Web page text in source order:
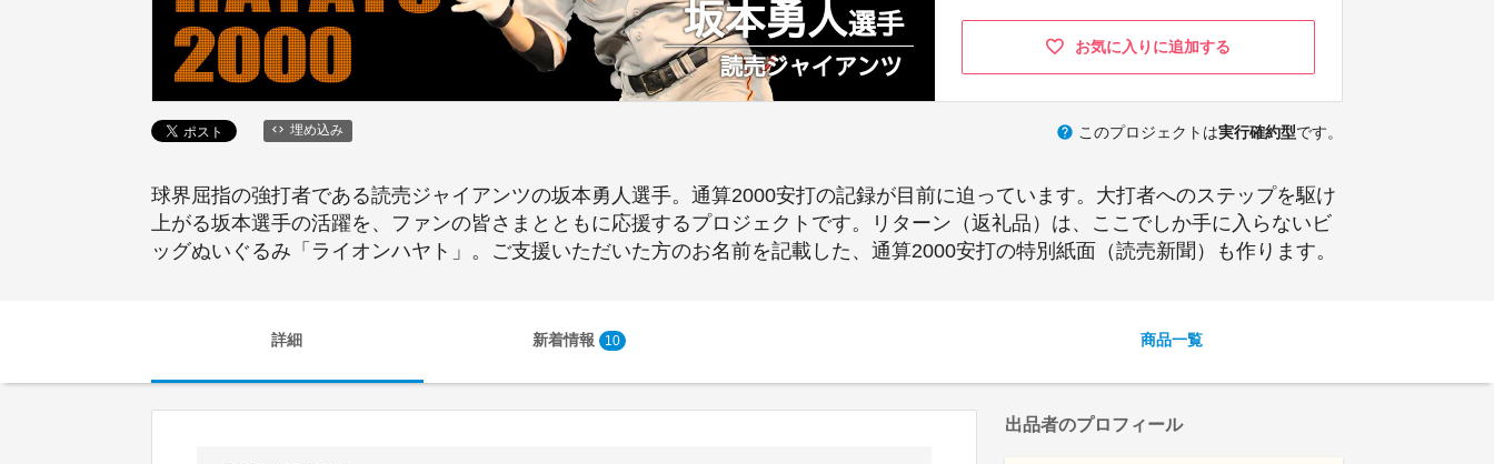
お気に入りに追加する
埋め込み help このプロジェクトは実行確約型です。
球界屈指の強打者である読売ジャイアンツの坂本勇人選手。通算2000安打の記録が目前に迫っています。大打者へのステップを駆け
上がる坂本選手の活躍を、ファンの皆さまとともに応援するプロジェクトです。リターン（返礼品）は、ここでしか手に入らないビ
ッグぬいぐるみ「ライオンハヤト」。ご支援いただいた方のお名前を記載した、通算2000安打の特別紙面（読売新聞）も作ります。
詳細 新着情報 10 商品一覧
出品者のプロフィール